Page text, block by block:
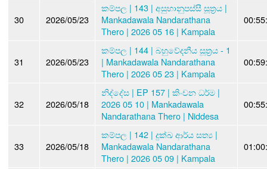
30 2026/05/23
කම්පල | 143 | අසුභානුපස‍්සී සූත්‍රය |
Mankadawala Nandarathana
Thero | 2026 05 16 | Kampala
31 2026/05/23
කම්පල | 144 | බහුවේදනීය සූත්‍රය - 1
| Mankadawala Nandarathana
Thero | 2026 05 23 | Kampala
32 2026/05/18
නිද්දේස | EP 157 | කිංචන ධර්ම |
2026 05 10 | Mankadawala
Nandarathana Thero | Niddesa
33 2026/05/18
කම්පල | 142 | දුක්ඛ ආර්ය සත්‍ය |
Mankadawala Nandarathana
Thero | 2026 05 09 | Kampala